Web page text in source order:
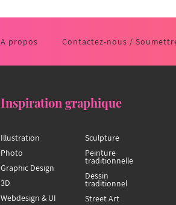
A propos Contactez-nous /
Inspiration graphique
Illustration
Photo
Graphic Design
3D
Webdesign & UI
Sculpture
Peinture
traditionnelle
Dessin
traditionnel
Street Art